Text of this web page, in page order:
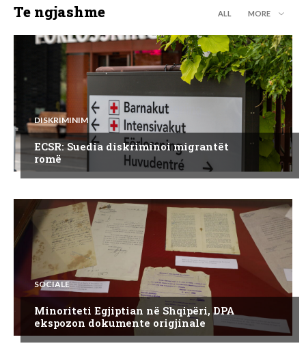
Te ngjashme ALL MORE
DISKRIMINIM
ECSR: Suedia diskriminoi migrantët
romë
SOCIALE
Minoriteti Egjiptian në Shqipëri, DPA
ekspozon dokumente origjinale